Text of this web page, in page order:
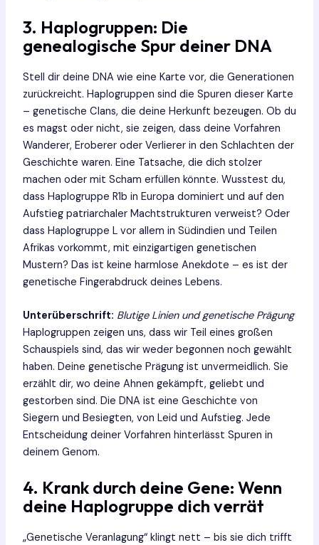
3. Haplogruppen: Die
genealogische Spur deiner DNA
Stell dir deine DNA wie eine Karte vor, die Generationen
zurückreicht. Haplogruppen sind die Spuren dieser Karte
– genetische Clans, die deine Herkunft bezeugen. Ob du
es magst oder nicht, sie zeigen, dass deine Vorfahren
Wanderer, Eroberer oder Verlierer in den Schlachten der
Geschichte waren. Eine Tatsache, die dich stolzer
machen oder mit Scham erfüllen könnte. Wusstest du,
dass Haplogruppe R1b in Europa dominiert und auf den
Aufstieg patriarchaler Machtstrukturen verweist? Oder
dass Haplogruppe L vor allem in Südindien und Teilen
Afrikas vorkommt, mit einzigartigen genetischen
Mustern? Das ist keine harmlose Anekdote – es ist der
genetische Fingerabdruck deines Lebens.
Unterüberschrift: Blutige Linien und genetische Prägung
Haplogruppen zeigen uns, dass wir Teil eines großen
Schauspiels sind, das wir weder begonnen noch gewählt
haben. Deine genetische Prägung ist unvermeidlich. Sie
erzählt dir, wo deine Ahnen gekämpft, geliebt und
gestorben sind. Die DNA ist eine Geschichte von
Siegern und Besiegten, von Leid und Aufstieg. Jede
Entscheidung deiner Vorfahren hinterlässt Spuren in
deinem Genom.
4. Krank durch deine Gene: Wenn
deine Haplogruppe dich verrät
„Genetische Veranlagung“ klingt nett – bis sie dich trifft